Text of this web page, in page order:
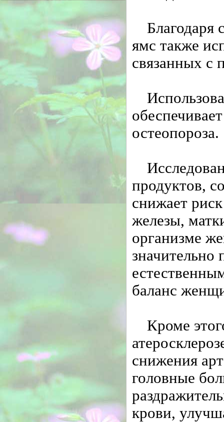
Благодаря
ямс также
связанных с
остеопороза.
продуктов,
снижает
железы,
организме
значительно
баланс
Кроме
снижения
головные
крови,